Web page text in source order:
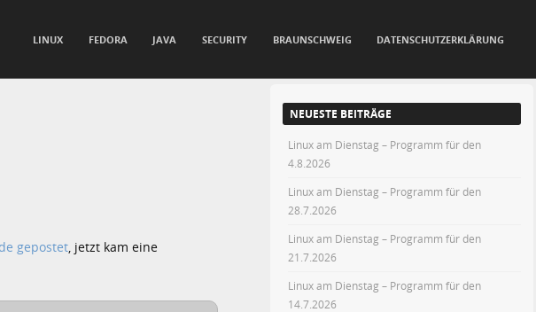
LINUX FEDORA JAVA SECURITY BRAUNSCHWEIG DATENSCHUTZERKLÄRUNG
gepostet, jetzt kam eine
NEUESTE BEITRÄGE
Linux am Dienstag – Programm für den
4.8.2026
Linux am Dienstag – Programm für den
28.7.2026
Linux am Dienstag – Programm für den
21.7.2026
Linux am Dienstag – Programm für den
14.7.2026